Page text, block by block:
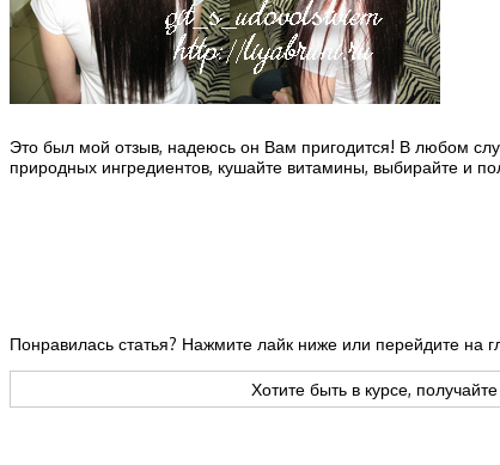
Это был мой отзыв, надеюсь он Вам пригодится! В любом
природных ингредиентов, кушайте витамины, выбирайте и
Понравилась статья? Нажмите лайк ниже или перейдите на
Хотите быть в курсе,